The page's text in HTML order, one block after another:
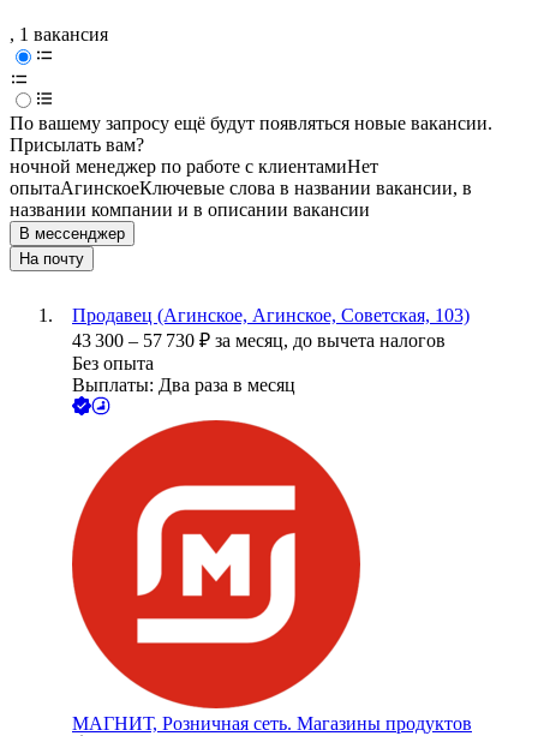
, 1 вакансия
По вашему запросу ещё будут появляться новые вакансии.
Присылать вам?
ночной менеджер по работе с клиентамиНет
опытаАгинскоеКлючевые слова в названии вакансии, в
названии компании и в описании вакансии
В мессенджер
На почту
Продавец (Агинское, Агинское, Советская, 103)
43 300 – 57 730 ₽ за месяц, до вычета налогов
Без опыта
Выплаты: Два раза в месяц
МАГНИТ, Розничная сеть. Магазины продуктов